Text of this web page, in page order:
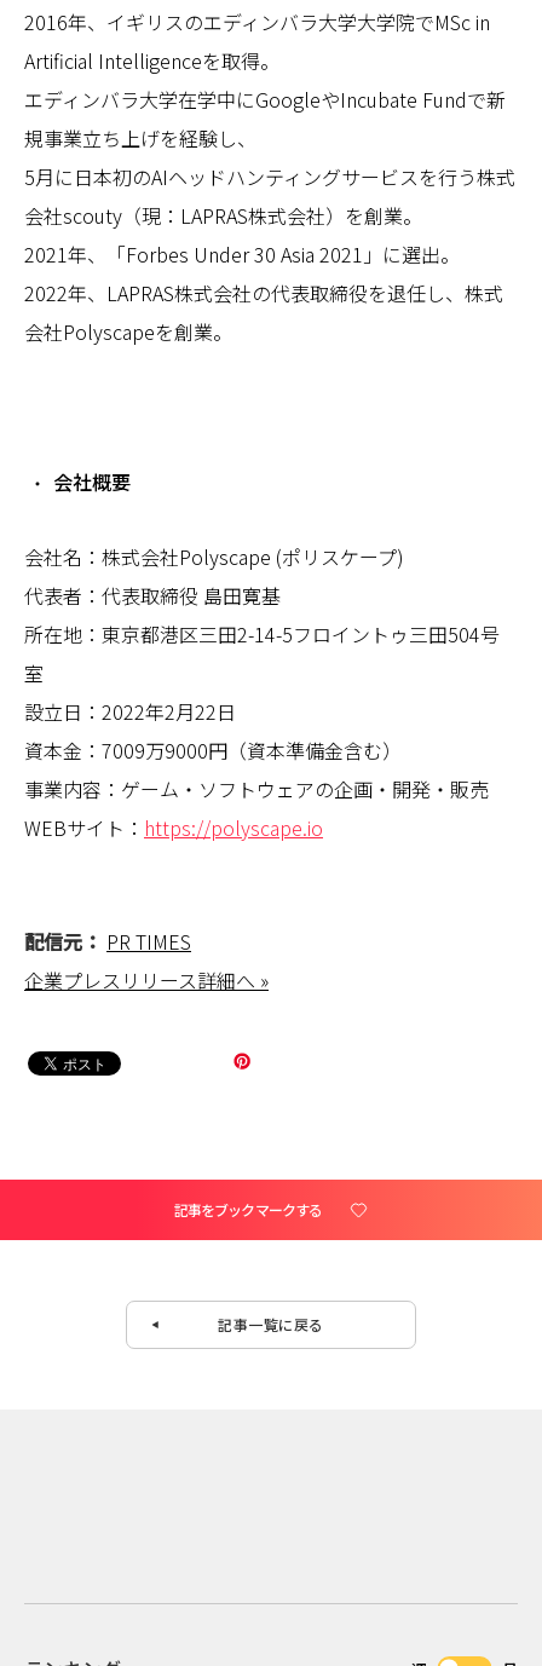
2016年、イギリスのエディンバラ大学大学院でMSc in
Artificial Intelligenceを取得。
エディンバラ大学在学中にGoogleやIncubate Fundで新
規事業立ち上げを経験し、
5月に日本初のAIヘッドハンティングサービスを行う株式
会社scouty（現：LAPRAS株式会社）を創業。
2021年、「Forbes Under 30 Asia 2021」に選出。
2022年、LAPRAS株式会社の代表取締役を退任し、株式
会社Polyscapeを創業。
会社概要
会社名：株式会社Polyscape (ポリスケープ)
代表者：代表取締役 島田寛基
所在地：東京都港区三田2-14-5フロイントゥ三田504号
室
設立日：2022年2月22日
資本金：7009万9000円（資本準備金含む）
事業内容：​ゲーム・ソフトウェアの企画・開発・販売
WEBサイト： https://polyscape.io
配信元： PR TIMES
企業プレスリリース詳細へ »
記事をブックマークする
記事一覧に戻る